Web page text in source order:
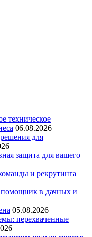
техническое
06.08.2026
для
защита для вашего
и рекрутинга
в дачных и
05.08.2026
перехваченные